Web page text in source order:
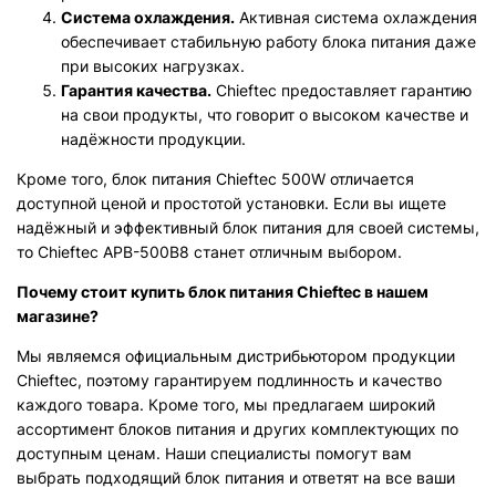
Система охлаждения. Активная система охлаждения
обеспечивает стабильную работу блока питания даже
при высоких нагрузках.
Гарантия качества. Chieftec предоставляет гарантию
на свои продукты, что говорит о высоком качестве и
надёжности продукции.
Кроме того, блок питания Chieftec 500W отличается
доступной ценой и простотой установки. Если вы ищете
надёжный и эффективный блок питания для своей системы,
то Chieftec APB-500B8 станет отличным выбором.
Почему стоит купить блок питания Chieftec в нашем
магазине?
Мы являемся официальным дистрибьютором продукции
Chieftec, поэтому гарантируем подлинность и качество
каждого товара. Кроме того, мы предлагаем широкий
ассортимент блоков питания и других комплектующих по
доступным ценам. Наши специалисты помогут вам
выбрать подходящий блок питания и ответят на все ваши